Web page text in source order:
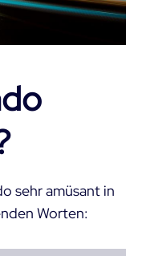
sehr amüsant in
Worten: